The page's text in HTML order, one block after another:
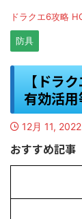
ドラクエ6攻略
防具
【ドラ
有効活
12月 11, 2022
おすすめ記事